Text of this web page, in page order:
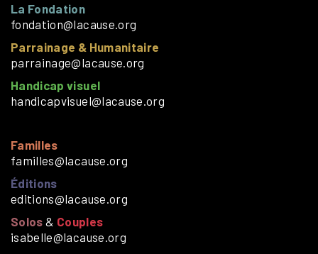
La Fondation
fondation@lacause.org
Parrainage & Humanitaire
parrainage@lacause.org
Handicap visuel
handicapvisuel@lacause.org
Familles
familles@lacause.org
Éditions
editions@lacause.org
Solos & Couples
isabelle@lacause.org